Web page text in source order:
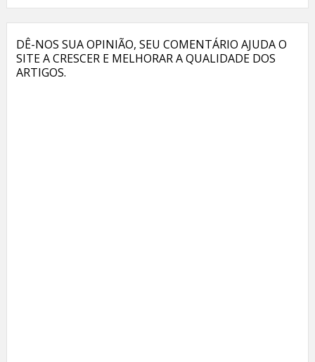
DÊ-NOS SUA OPINIÃO, SEU COMENTÁRIO AJUDA O
SITE A CRESCER E MELHORAR A QUALIDADE DOS
ARTIGOS.